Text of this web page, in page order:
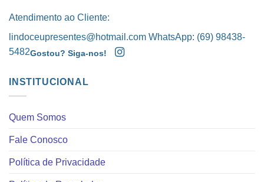
Atendimento ao Cliente:
lindoceupresentes@hotmail.com WhatsApp: (69) 98438-
5482Gostou? Siga-nos!
INSTITUCIONAL
Quem Somos
Fale Conosco
Política de Privacidade